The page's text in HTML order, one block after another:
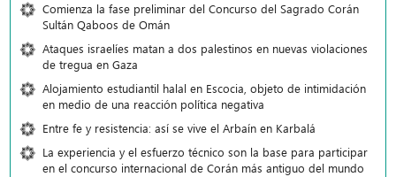
Comienza la fase preliminar del Concurso del Sagrado Corán
Sultán Qaboos de Omán
Ataques israelíes matan a dos palestinos en nuevas violaciones
de tregua en Gaza
Alojamiento estudiantil halal en Escocia, objeto de intimidación
en medio de una reacción política negativa
Entre fe y resistencia: así se vive el Arbaín en Karbalá
La experiencia y el esfuerzo técnico son la base para participar
en el concurso internacional de Corán más antiguo del mundo